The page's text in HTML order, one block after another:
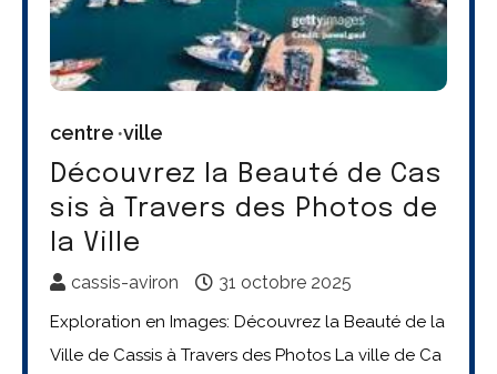
centre ville
Découvrez la Beauté de Cas
sis à Travers des Photos de
la Ville
cassis-aviron 31 octobre 2025
Exploration en Images: Découvrez la Beauté de la
Ville de Cassis à Travers des Photos La ville de Ca